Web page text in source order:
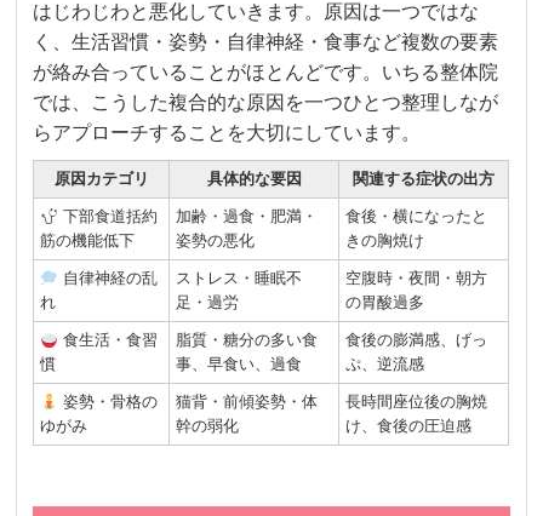
はじわじわと悪化していきます。原因は一つではな
く、生活習慣・姿勢・自律神経・食事など複数の要素
が絡み合っていることがほとんどです。いちる整体院
では、こうした複合的な原因を一つひとつ整理しなが
らアプローチすることを大切にしています。
原因カテゴリ 具体的な要因 関連する症状の出方
下部食道括約
筋の機能低下
加齢・過食・肥満・
姿勢の悪化
食後・横になったと
きの胸焼け
自律神経の乱
れ
ストレス・睡眠不
足・過労
空腹時・夜間・朝方
の胃酸過多
食生活・食習
慣
脂質・糖分の多い食
事、早食い、過食
食後の膨満感、げっ
ぷ、逆流感
姿勢・骨格の
ゆがみ
猫背・前傾姿勢・体
幹の弱化
長時間座位後の胸焼
け、食後の圧迫感